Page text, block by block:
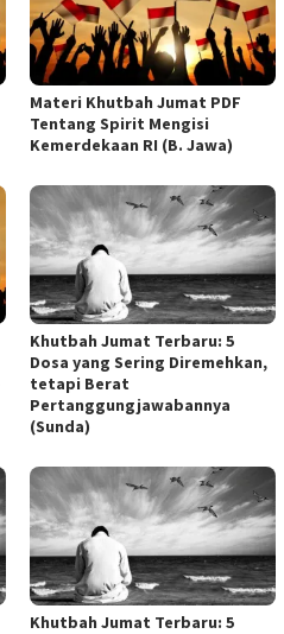
Materi Khutbah Jumat PDF
Tentang Spirit Mengisi
Kemerdekaan RI (B. Jawa)
Khutbah Jumat Terbaru: 5
Dosa yang Sering Diremehkan,
tetapi Berat
Pertanggungjawabannya
(Sunda)
Khutbah Jumat Terbaru: 5